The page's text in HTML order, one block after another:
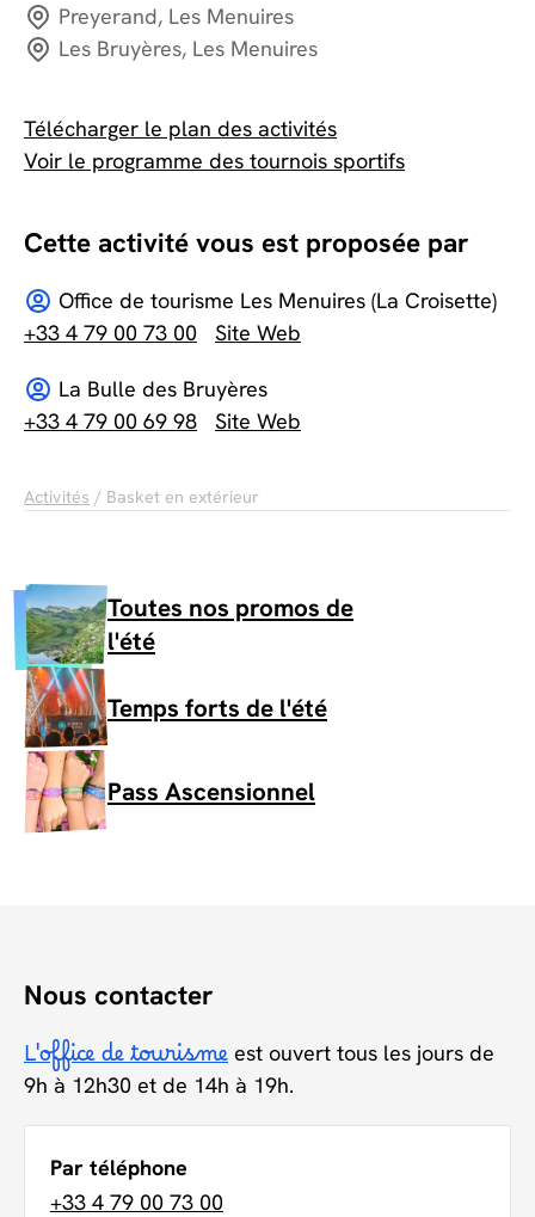
Preyerand, Les Menuires
Les Bruyères, Les Menuires
Télécharger le plan des activités
Voir le programme des tournois sportifs
Cette activité vous est proposée par
Office de tourisme Les Menuires (La Croisette)
+33 4 79 00 73 00
Site Web
La Bulle des Bruyères
+33 4 79 00 69 98
Site Web
Activités / Basket en extérieur
Toutes nos promos de
l'été
Temps forts de l'été
Pass Ascensionnel
Nous contacter
L'office de tourisme est ouvert tous les jours de
9h à 12h30 et de 14h à 19h.
Par téléphone
+33 4 79 00 73 00